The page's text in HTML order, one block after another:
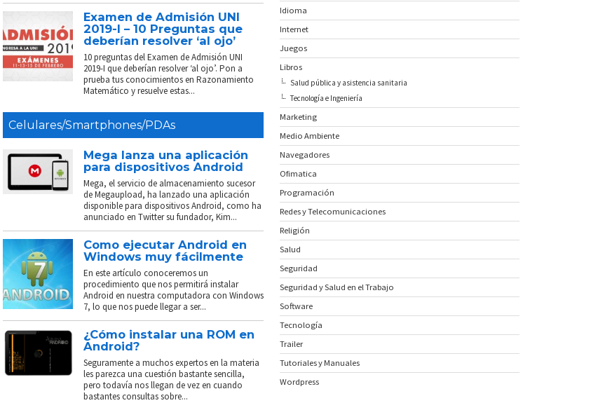
Examen de Admisión UNI
2019-I – 10 Preguntas que
deberían resolver ‘al ojo’
10 preguntas del Examen de Admisión UNI
2019-I que deberían resolver ‘al ojo’. Pon a
prueba tus conocimientos en Razonamiento
Matemático y resuelve estas...
Celulares/Smartphones/PDAs
Mega lanza una aplicación
para dispositivos Android
Mega, el servicio de almacenamiento sucesor
de Megaupload, ha lanzado una aplicación
disponible para dispositivos Android, como ha
anunciado en Twitter su fundador, Kim...
Como ejecutar Android en
Windows muy fácilmente
En este artículo conoceremos un
procedimiento que nos permitirá instalar
Android en nuestra computadora con Windows
7, lo que nos puede llegar a ser...
¿Cómo instalar una ROM en
Android?
Seguramente a muchos expertos en la materia
les parezca una cuestión bastante sencilla,
pero todavía nos llegan de vez en cuando
bastantes consultas sobre...
Idioma
Internet
Juegos
Libros
Salud pública y asistencia sanitaria
Tecnología e Ingeniería
Marketing
Medio Ambiente
Navegadores
Ofimatica
Programación
Redes y Telecomunicaciones
Religión
Salud
Seguridad
Seguridad y Salud en el Trabajo
Software
Tecnología
Trailer
Tutoriales y Manuales
Wordpress